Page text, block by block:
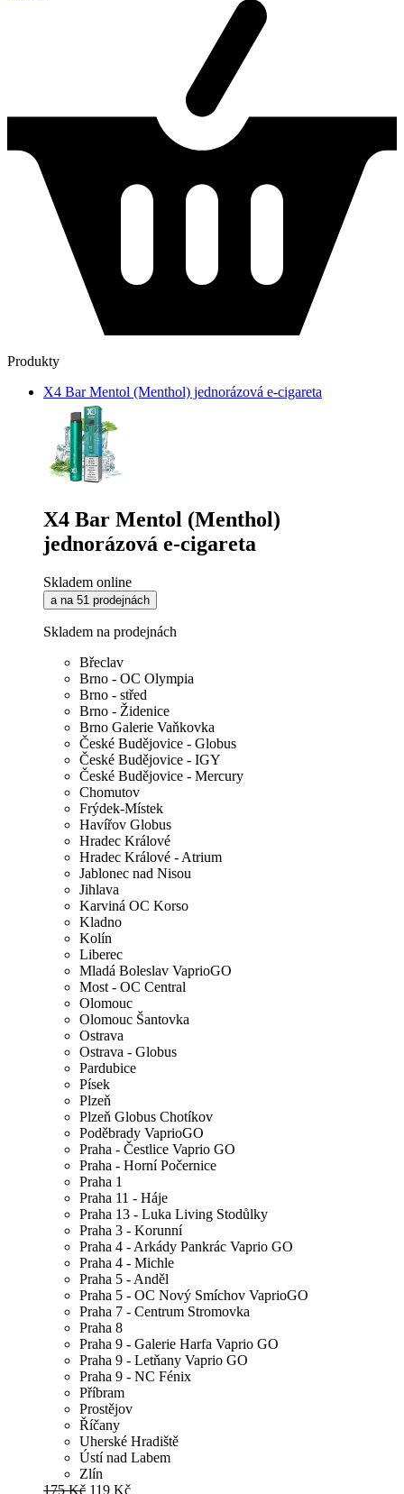
Produkty
X4 Bar Mentol (Menthol) jednorázová e-cigareta
X4 Bar Mentol (Menthol)
jednorázová e-cigareta
Skladem online
a na 51 prodejnách
Skladem na prodejnách
Břeclav
Brno - OC Olympia
Brno - střed
Brno - Židenice
Brno Galerie Vaňkovka
České Budějovice - Globus
České Budějovice - IGY
České Budějovice - Mercury
Chomutov
Frýdek-Místek
Havířov Globus
Hradec Králové
Hradec Králové - Atrium
Jablonec nad Nisou
Jihlava
Karviná OC Korso
Kladno
Kolín
Liberec
Mladá Boleslav VaprioGO
Most - OC Central
Olomouc
Olomouc Šantovka
Ostrava
Ostrava - Globus
Pardubice
Písek
Plzeň
Plzeň Globus Chotíkov
Poděbrady VaprioGO
Praha - Čestlice Vaprio GO
Praha - Horní Počernice
Praha 1
Praha 11 - Háje
Praha 13 - Luka Living Stodůlky
Praha 3 - Korunní
Praha 4 - Arkády Pankrác Vaprio GO
Praha 4 - Michle
Praha 5 - Anděl
Praha 5 - OC Nový Smíchov VaprioGO
Praha 7 - Centrum Stromovka
Praha 8
Praha 9 - Galerie Harfa Vaprio GO
Praha 9 - Letňany Vaprio GO
Praha 9 - NC Fénix
Příbram
Prostějov
Říčany
Uherské Hradiště
Ústí nad Labem
Zlín
175 Kč 119 Kč